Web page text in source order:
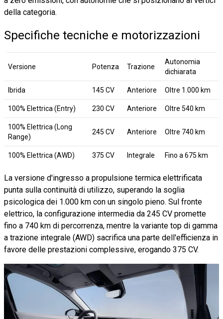
della categoria.
Specifiche tecniche e motorizzazioni
Versione Potenza Trazione
Autonomia
dichiarata
Ibrida 145 CV Anteriore Oltre 1.000 km
100% Elettrica (Entry) 230 CV Anteriore Oltre 540 km
100% Elettrica (Long
Range)
245 CV Anteriore Oltre 740 km
100% Elettrica (AWD) 375 CV Integrale Fino a 675 km
La versione d'ingresso a propulsione termica elettrificata
punta sulla continuità di utilizzo, superando la soglia
psicologica dei 1.000 km con un singolo pieno. Sul fronte
elettrico, la configurazione intermedia da 245 CV promette
fino a 740 km di percorrenza, mentre la variante top di gamma
a trazione integrale (AWD) sacrifica una parte dell'efficienza in
favore delle prestazioni complessive, erogando 375 CV.